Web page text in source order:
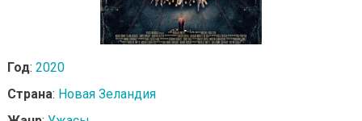
Год: 2020
Страна: Новая Зеландия